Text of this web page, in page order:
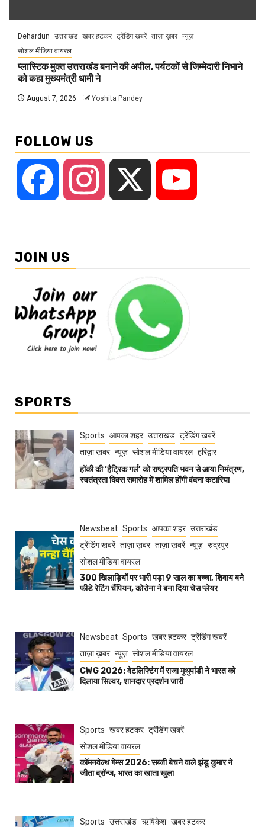
Dehardun उत्तराखंड खबर हटकर ट्रेंडिंग खबरें ताज़ा ख़बर न्यूज़
सोशल मीडिया वायरल
प्लास्टिक मुक्त उत्तराखंड बनाने की अपील, पर्यटकों से जिम्मेदारी निभाने
को कहा मुख्यमंत्री धामी ने
August 7, 2026 Yoshita Pandey
FOLLOW US
Facebook Instagram
JOIN US
SPORTS
Sports आपका शहर उत्तराखंड ट्रेंडिंग खबरें
ताज़ा ख़बर न्यूज़ सोशल मीडिया वायरल हरिद्वार
हॉकी की ‘हैट्रिक गर्ल’ को राष्ट्रपति भवन से आया निमंत्रण,
स्वतंत्रता दिवस समारोह में शामिल होंगी वंदना कटारिया
Newsbeat Sports आपका शहर उत्तराखंड
ट्रेंडिंग खबरें ताज़ा ख़बर ताज़ा ख़बरें न्यूज़ रुद्रपुर
सोशल मीडिया वायरल
300 खिलाड़ियों पर भारी पड़ा 9 साल का बच्चा, शिवाय बने
फीडे रेटिंग चैंपियन, कोरोना ने बना दिया चेस प्लेयर
Newsbeat Sports खबर हटकर ट्रेंडिंग खबरें
ताज़ा ख़बर न्यूज़ सोशल मीडिया वायरल
CWG 2026: वेटलिफ्टिंग में राजा मुथुपांडी ने भारत को
दिलाया सिल्वर, शानदार प्रदर्शन जारी
Sports खबर हटकर ट्रेंडिंग खबरें
सोशल मीडिया वायरल
कॉमनवेल्थ गेम्स 2026: सब्जी बेचने वाले झंडू कुमार ने
जीता ब्रॉन्ज, भारत का खाता खुला
Sports उत्तराखंड ऋषिकेश खबर हटकर